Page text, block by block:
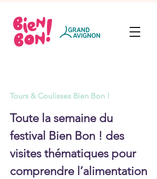
Tours & Coulisses Bien Bon !
Toute la semaine du
festival Bien Bon ! des
visites thématiques pour
comprendre l’alimentation